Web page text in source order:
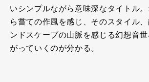
いシンプルながら意味深なタイトル
ら嘗ての作風を感じ、そのスタイル
ンドスケープの山脈を感じる幻想音
がっていくのが分かる。